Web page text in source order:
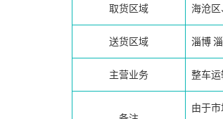
取货区域 海沧区
送货区域 淄博
主营业务 整车
由于